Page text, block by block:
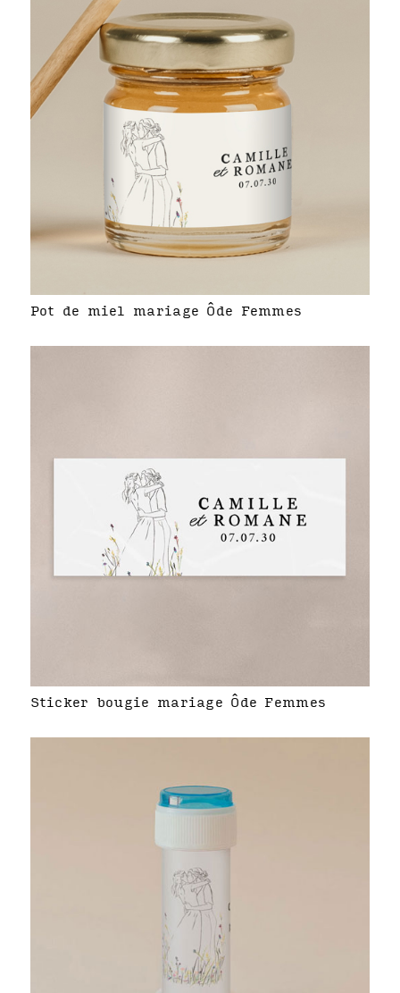
Pot de miel mariage Ôde Femmes
Sticker bougie mariage Ôde Femmes